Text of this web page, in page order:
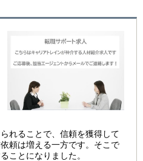
れることで、信頼を獲得して
頼は増える一方です。そこで
ことになりました。